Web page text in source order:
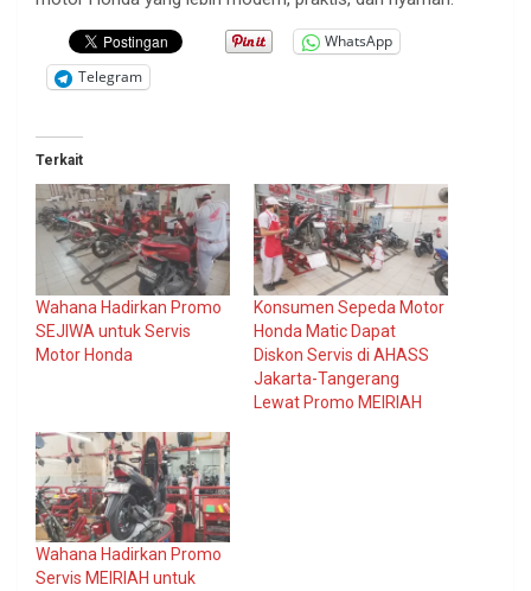
WhatsApp
Telegram
Terkait
Wahana Hadirkan Promo
SEJIWA untuk Servis
Motor Honda
Konsumen Sepeda Motor
Honda Matic Dapat
Diskon Servis di AHASS
Jakarta-Tangerang
Lewat Promo MEIRIAH
Wahana Hadirkan Promo
Servis MEIRIAH untuk